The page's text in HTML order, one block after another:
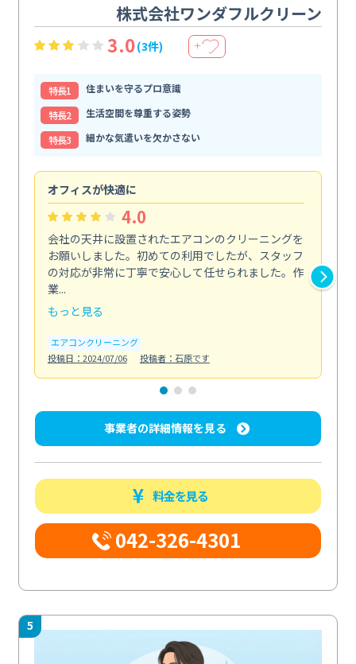
株式会社ワンダフルクリーン
3.0(3件) ＋
特⻑1
住まいを守るプロ意識
特⻑2
生活空間を尊重する姿勢
特⻑3
細かな気遣いを欠かさない
オフィスが快適に
4.0
会社の天井に設置されたエアコンのクリーニングを
お願いしました。初めての利用でしたが、スタッフ
の対応が非常に丁寧で安心して任せられました。作
業...
もっと見る
エアコンクリーニング
投稿日：2024/07/06
投稿者：石原です
事業者の詳細情報を見る
料金を見る
042-326-4301
5